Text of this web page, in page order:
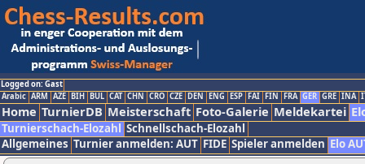
Logged on: Gast
Arabic ARM AZE BIH BUL CAT CHN CRO CZE DEN ENG ESP FAI FIN FRA GER GRE INA
Home TurnierDB Meisterschaft Foto-Galerie Meldekartei
Turnierschach-Elozahl Schnellschach-Elozahl
Allgemeines Turnier anmelden: AUT FIDE Spieler anmelden Elo